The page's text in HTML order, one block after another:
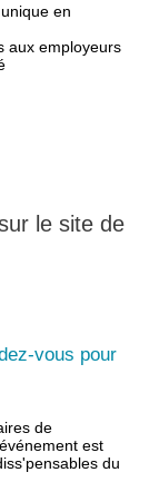
en
aux employeurs
le site de
vous pour
de
est
du